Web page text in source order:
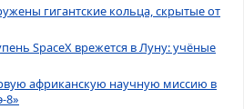
гигантские кольца, скрытые от
SpaceX врежется в Луну: учёные
африканскую научную миссию в
8»